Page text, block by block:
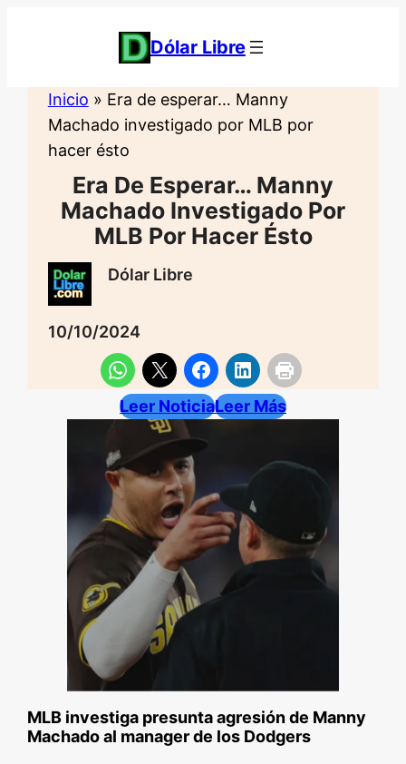
Dólar Libre
Inicio » Era de esperar… Manny
Machado investigado por MLB por
hacer ésto
Era De Esperar… Manny
Machado Investigado Por
MLB Por Hacer Ésto
Dólar Libre
10/10/2024
Leer NoticiaLeer Más
MLB investiga presunta agresión de Manny
Machado al manager de los Dodgers